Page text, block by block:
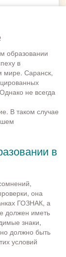
образовании
в
мире. Саранск,
не всегда
В таком случае
в
она
ГОЗНАК, а
должен иметь
знаки,
должно быть
условий